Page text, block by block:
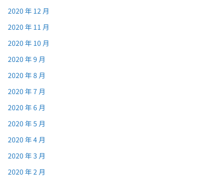
2020 年 12 月
2020 年 11 月
2020 年 10 月
2020 年 9 月
2020 年 8 月
2020 年 7 月
2020 年 6 月
2020 年 5 月
2020 年 4 月
2020 年 3 月
2020 年 2 月